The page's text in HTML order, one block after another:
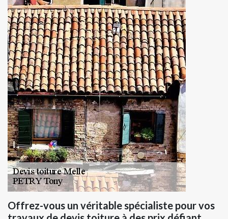
Offrez-vous un véritable spécialiste pour vos